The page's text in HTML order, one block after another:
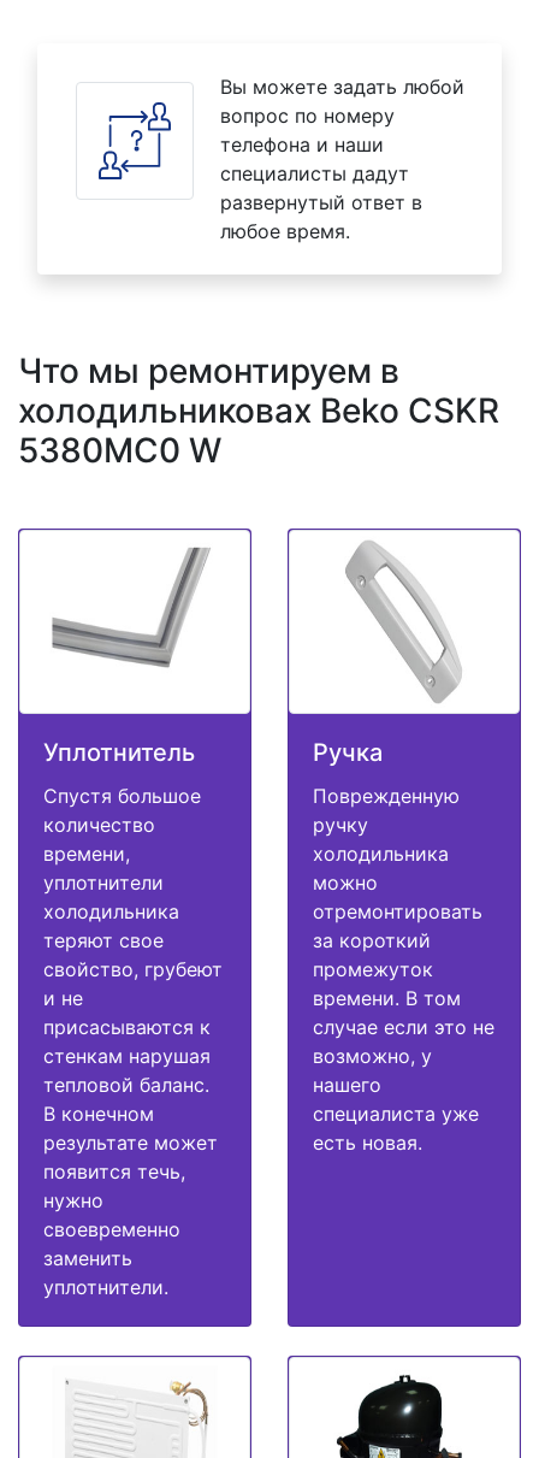
Вы можете задать любой
вопрос по номеру
телефона и наши
специалисты дадут
развернутый ответ в
любое время.
Что мы ремонтируем в
холодильниковах Beko CSKR
5380MC0 W
Уплотнитель
Спустя большое
количество
времени,
уплотнители
холодильника
теряют свое
свойство, грубеют
и не
присасываются к
стенкам нарушая
тепловой баланс.
В конечном
результате может
появится течь,
нужно
своевременно
заменить
уплотнители.
Ручка
Поврежденную
ручку
холодильника
можно
отремонтировать
за короткий
промежуток
времени. В том
случае если это не
возможно, у
нашего
специалиста уже
есть новая.